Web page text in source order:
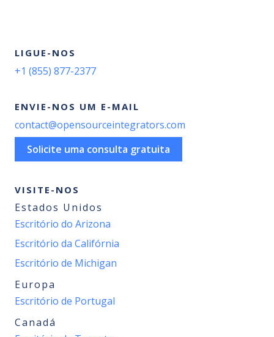
LIGUE-NOS
+1 (855) 877-2377
ENVIE-NOS UM E-MAIL
contact@opensourceintegrators.com
Solicite uma consulta gratuita
VISITE-NOS
Estados Unidos
Escritório do Arizona
Escritório da Califórnia
Escritório de Michigan
Europa
Escritório de Portugal
Canadá